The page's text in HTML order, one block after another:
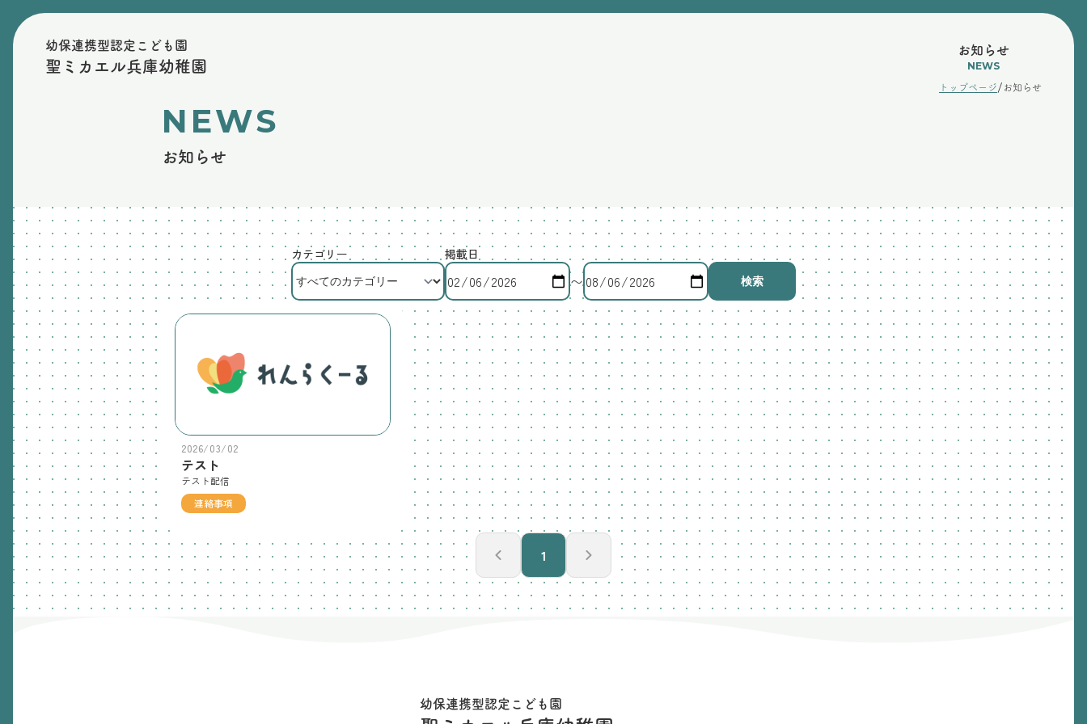
幼保連携型認定こども園
聖ミカエル兵庫幼稚園
お知らせ
NEWS
トップページ/ お知らせ
NEWS
お知らせ
カテゴリー 掲載日
〜 検索
2026/03/02
テスト
テスト配信
連絡事項
1
幼保連携型認定こども園